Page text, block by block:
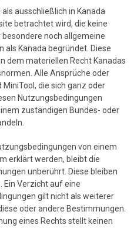
ausschließlich in Kanada
betrachtet wird, die keine
noch allgemeine
als Kanada begründet. Diese
dem materiellen Recht Kanadas
Alle Ansprüche oder
die sich ganz oder
Nutzungsbedingungen
zuständigen Bundes- oder
von einem
erklärt werden, bleibt die
unberührt. Diese bleiben
Ein Verzicht auf eine
gilt nicht als weiterer
oder andere Bestimmungen.
eines Rechts stellt keinen